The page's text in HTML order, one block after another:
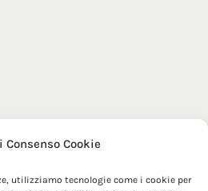
Consenso Cookie
utilizziamo tecnologie come i cookie per
IVA 00179210448